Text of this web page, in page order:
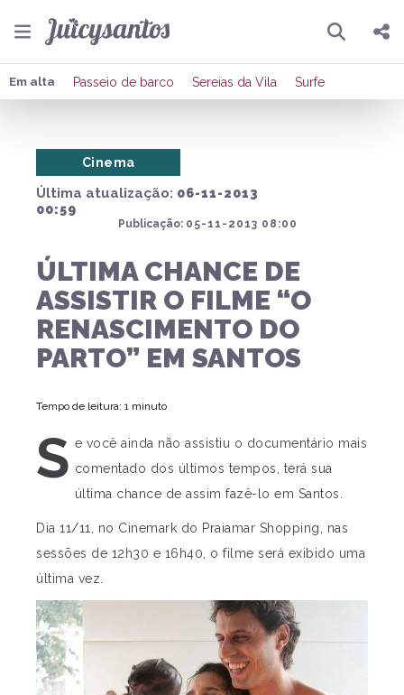
Pesquisar
Compartilhar
Em alta Passeio de barco Sereias da Vila Surfe
Última atualização: 06-11-2013
00:59
Publicação: 05-11-2013 08:00
Cinema
ÚLTIMA CHANCE DE
ASSISTIR O FILME “O
RENASCIMENTO DO
PARTO” EM SANTOS
Tempo de leitura: 1 minuto
S e você ainda não assistiu o documentário mais
comentado dos últimos tempos, terá sua
última chance de assim fazê-lo em Santos.
Dia 11/11, no Cinemark do Praiamar Shopping, nas
sessões de 12h30 e 16h40, o filme será exibido uma
última vez.